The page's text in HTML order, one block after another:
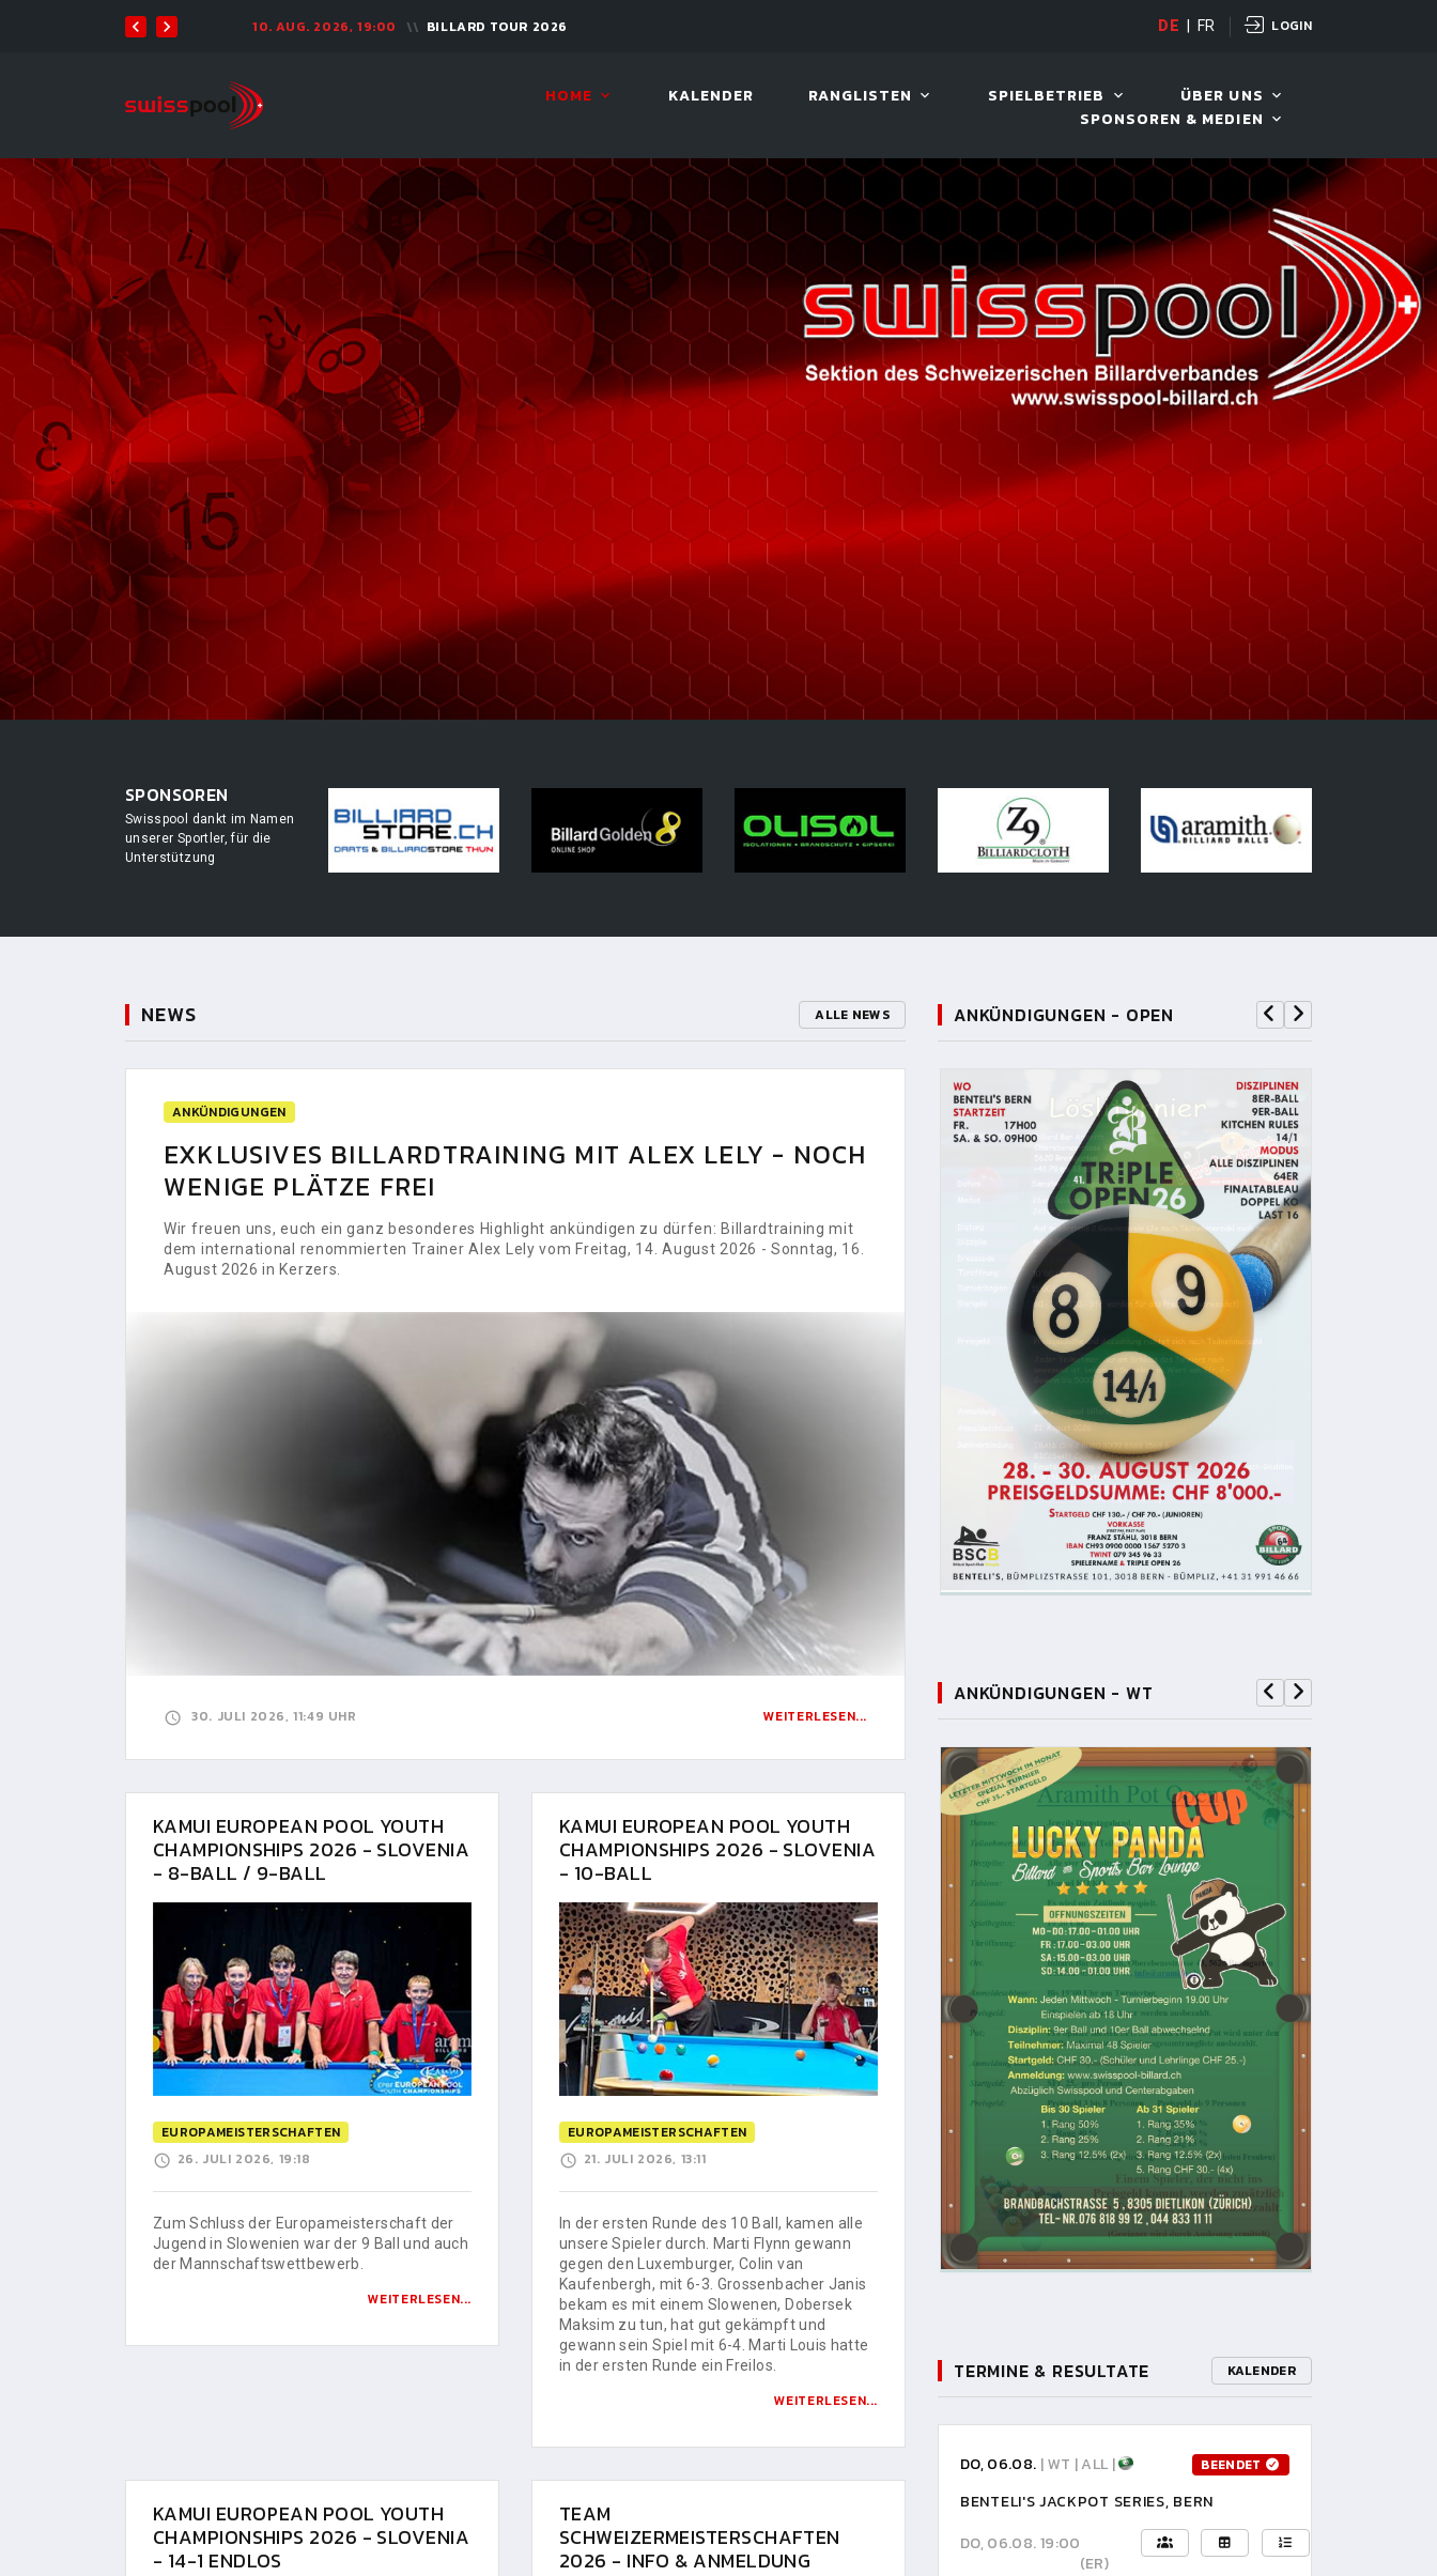
10. AUG. 2026, 19:00 BILLARD TOUR 2026 12. AUG. 2026, 19:00
DE FR LOGIN
HOME KALENDER RANGLISTEN SPIELBETRIEB
ÜBER UNS
SPONSOREN & MEDIEN
SPONSOREN
Swisspool dankt im Namen
unserer Sportler, für die
Unterstützung
NEWS ALLE NEWS
ANKÜNDIGUNGEN
EXKLUSIVES BILLARDTRAINING MIT ALEX LELY - NOCH
WENIGE PLÄTZE FREI
Wir freuen uns, euch ein ganz besonderes Highlight ankündigen zu dürfen: Billardtraining mit
dem international renommierten Trainer Alex Lely vom Freitag, 14. August 2026 - Sonntag, 16.
August 2026 in Kerzers.
30. JULI 2026, 11:49 UHR WEITERLESEN...
KAMUI EUROPEAN POOL YOUTH
CHAMPIONSHIPS 2026 - SLOVENIA
- 8-BALL / 9-BALL
EUROPAMEISTERSCHAFTEN
26. JULI 2026, 19:18
Zum Schluss der Europameisterschaft der
Jugend in Slowenien war der 9 Ball und auch
der Mannschaftswettbewerb.
WEITERLESEN...
KAMUI EUROPEAN POOL YOUTH
CHAMPIONSHIPS 2026 - SLOVENIA
- 10-BALL
EUROPAMEISTERSCHAFTEN
21. JULI 2026, 13:11
In der ersten Runde des 10 Ball, kamen alle
unsere Spieler durch. Marti Flynn gewann
gegen den Luxemburger, Colin van
Kaufenbergh, mit 6-3. Grossenbacher Janis
bekam es mit einem Slowenen, Dobersek
Maksim zu tun, hat gut gekämpft und
gewann sein Spiel mit 6-4. Marti Louis hatte
in der ersten Runde ein Freilos.
WEITERLESEN...
KAMUI EUROPEAN POOL YOUTH
CHAMPIONSHIPS 2026 - SLOVENIA
- 14-1 ENDLOS
TEAM
SCHWEIZERMEISTERSCHAFTEN
2026 - INFO & ANMELDUNG
ANKÜNDIGUNGEN - OPEN
ANKÜNDIGUNGEN - WT
TERMINE & RESULTATE KALENDER
DO, 06.08. | WT | ALL | BEENDET
BENTELI'S JACKPOT SERIES, BERN
DO, 06.08. 19:00
(ER)